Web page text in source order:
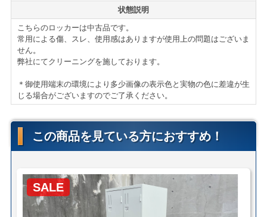
＊一部オプション装備は汎用品に交換しております。
＊サイズ等の詳細はページ下部に記載がございます。
【配送について】
＜自社便＞＊神奈川、首都圏対応
横浜市内 1,100円から（軒先渡し ＊簡単な搬入可）
東京都内 5,500円から
＊お客様のご要望に応じたお渡し方法で送料算出致しま
＜ヤマトらくらく家財便＞(搬入・設置までいたします)
サイズ：Ｅランク(350cmまで)＊要ベース取り付け
状態説明
こちらのロッカーは中古品です。
常用による傷、スレ、使用感はありますが使用上の問題はございま
せん。
弊社にてクリーニングを施しております。
＊御使用端末の環境により多少画像の表示色と実物の色に差違が生
じる場合がございますのでご了承ください。
この商品を見ている方におすすめ！
SALE